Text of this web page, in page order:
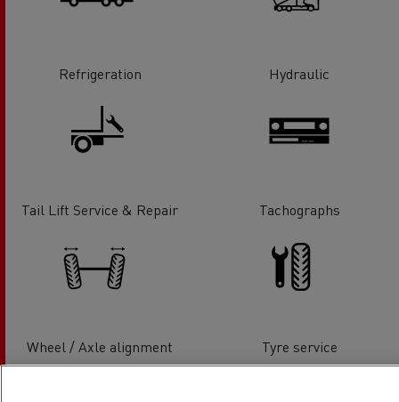
Refrigeration Hydraulic
Tail Lift Service & Repair Tachographs
Wheel / Axle alignment Tyre service